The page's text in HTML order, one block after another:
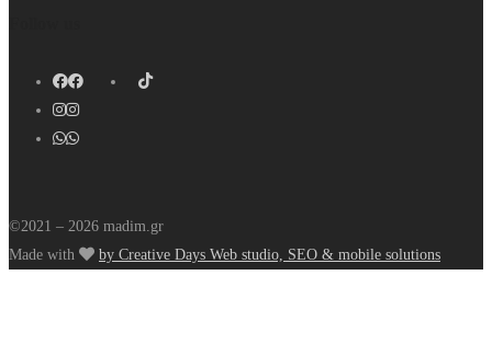
©2021 – 2026 madim.gr
Made with
by Creative Days Web studio, SEO & mobile solutions